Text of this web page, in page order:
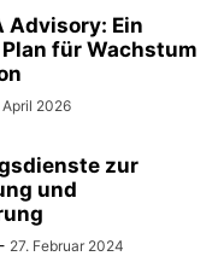
Advisory: Ein
für Wachstum
April 2026
zur
und
- 27. Februar 2024